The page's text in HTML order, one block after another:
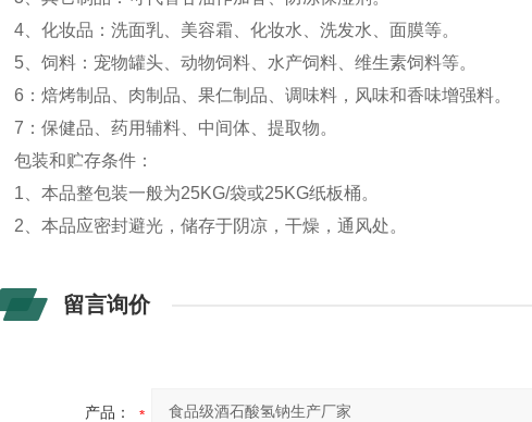
4、化妆品：洗面乳、美容霜、化妆水、洗发水、面膜等。
5、饲料：宠物罐头、动物饲料、水产饲料、维生素饲料等。
6：焙烤制品、肉制品、果仁制品、调味料，风味和香味增强料。
7：保健品、药用辅料、中间体、提取物。
包装和贮存条件：
1、本品整包装一般为25KG/袋或25KG纸板桶。
2、本品应密封避光，储存于阴凉，干燥，通风处。
留言询价
产品：